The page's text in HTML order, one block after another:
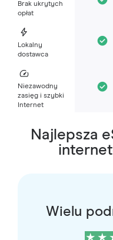
Brak ukrytych
opłat
Lokalny
dostawca
Niezawodny
zasięg i szybki
Internet
Najlepsza
Wielu